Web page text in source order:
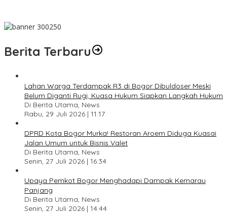
Berita Terbaru
Lahan Warga Terdampak R3 di Bogor Dibuldoser Meski
Belum Diganti Rugi, Kuasa Hukum Siapkan Langkah Hukum
Di Berita Utama, News
Rabu, 29 Juli 2026 | 11:17
DPRD Kota Bogor Murka! Restoran Aroem Diduga Kuasai
Jalan Umum untuk Bisnis Valet
Di Berita Utama, News
Senin, 27 Juli 2026 | 16:34
Upaya Pemkot Bogor Menghadapi Dampak Kemarau
Panjang
Di Berita Utama, News
Senin, 27 Juli 2026 | 14:44